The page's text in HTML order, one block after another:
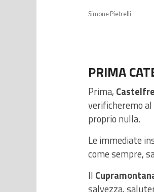
Simone Pietrelli
PRIMA
Prima,
verificheremo
proprio nulla.
Le immediate
come sempre,
Il
salvezza,